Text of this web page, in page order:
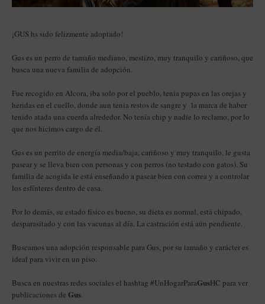
¡GUS hs sido felizmente adoptado!
Gus es un perro de tamaño mediano, mestizo, muy tranquilo y cariñoso, que
busca una nueva familia de adopción.
Fue recogido en Alcora, iba solo por el pueblo, tenía pupas en las orejas y
heridas en el cuello, donde aun tenia restos de sangre y la marca de haber
tenido atada una cuerda alrededor. No tenía chip y nadie lo reclamo, por lo
que nos hicimos cargo de él.
Gus es un perrito de energía media/baja, cariñoso y muy tranquilo, le gusta
pasear y se lleva bien con personas y con perros (no testado con gatos). Su
familia de acogida le está enseñando a pasear bien con correa y a controlar
los esfínteres dentro de casa.
Por lo demás, su estado físico es bueno, su dieta es normal, está chipado,
desparasitado y con las vacunas al día. La castración está aún pendiente.
Buscamos una adopción responsable para Gus, por su tamaño y carácter es
ideal para vivir en un piso.
Busca en nuestras redes sociales el hashtag #UnHogarParaGusHC para ver
publicaciones de Gus